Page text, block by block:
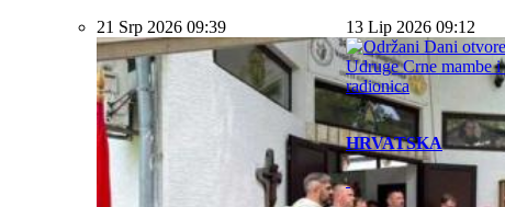
21 Srp 2026 09:39
13 Lip 2026 09:12
HRVATSKA